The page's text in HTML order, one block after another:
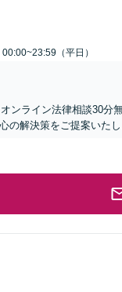
（平日）
ンライン法律相談30分
の解決策をご提案いた